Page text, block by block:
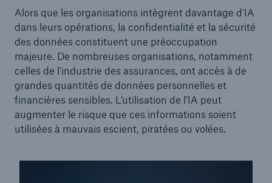
Alors que les organisations intègrent davantage d’IA
dans leurs opérations, la confidentialité et la sécurité
des données constituent une préoccupation
majeure. De nombreuses organisations, notamment
celles de l’industrie des assurances, ont accès à de
grandes quantités de données personnelles et
financières sensibles. L’utilisation de l’IA peut
augmenter le risque que ces informations soient
utilisées à mauvais escient, piratées ou volées.